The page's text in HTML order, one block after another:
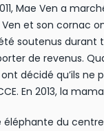
Mae Ven a
et son cornac
été soutenus
de revenus.
décidé qu’ils
En 2013, la
éléphante du